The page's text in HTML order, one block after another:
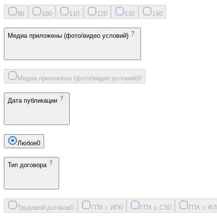
80 100 11 0 120 130 140
Медиа приложены (фото/видео условий)
Медиа приложены (фото/видео условий)0
Дата публикации
Любое0
Тип договора
Трудовой договор0 ГПХ с ИП0 ГПХ с СЗ0 ГПХ с ФЛ